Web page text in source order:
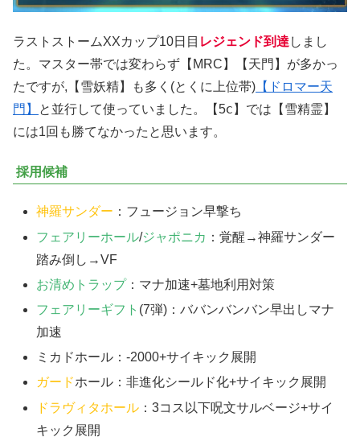
ラストストームXXカップ10日目 レジェンド到達 しまし
た。マスター帯では変わらず【MRC】【天門】が多かっ
たですが,【雪妖精】も多く(とくに上位帯) 【ドロマー天
門】
と並行して使っていました。【5ⅽ】では【雪精霊】
には1回も勝てなかったと思います。
採用候補
神羅サンダー ：フュージョン早撃ち
フェアリーホール/ジャポニカ ：覚醒→神羅サンダー
踏み倒し→VF
お清めトラップ：マナ加速+墓地利用対策
フェアリーギフト (7弾)：ババンバンバン早出しマナ
加速
ミカドホール：-2000+サイキック展開
ガードホール：非進化シールド化+サイキック展開
ドラヴィタホール ：3コス以下呪文サルベージ+サイ
キック展開